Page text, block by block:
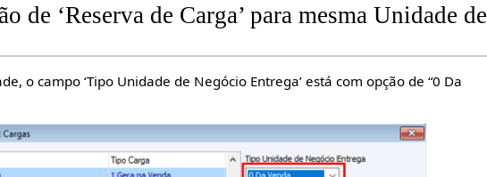
de ‘Reserva de Carga’ para mesma Unidade de
o campo ‘Tipo Unidade de Negócio Entrega’ está com opção de “0 Da